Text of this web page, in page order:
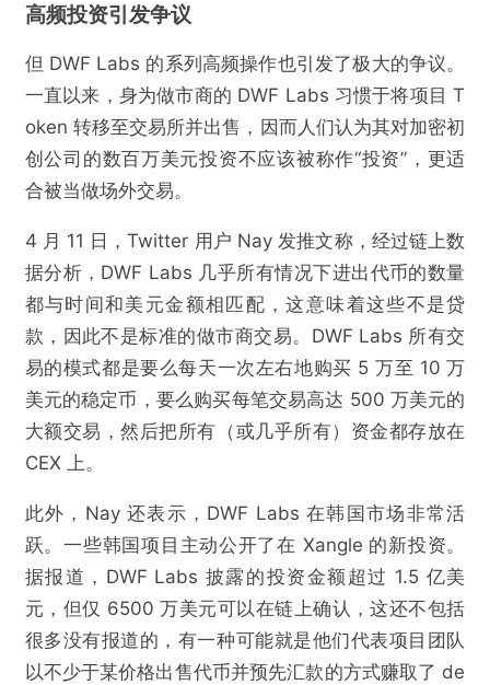
高频投资引发争议
但 DWF Labs 的系列高频操作也引发了极大的争议。
一直以来，身为做市商的 DWF Labs 习惯于将项目 T
oken 转移至交易所并出售，因而人们认为其对加密初
创公司的数百万美元投资不应该被称作“投资”，更适
合被当做场外交易。
4 月 11 日，Twitter 用户 Nay 发推文称，经过链上数
据分析，DWF Labs 几乎所有情况下进出代币的数量
都与时间和美元金额相匹配，这意味着这些不是贷
款，因此不是标准的做市商交易。DWF Labs 所有交
易的模式都是要么每天一次左右地购买 5 万至 10 万
美元的稳定币，要么购买每笔交易高达 500 万美元的
大额交易，然后把所有（或几乎所有）资金都存放在
CEX 上。
此外，Nay 还表示，DWF Labs 在韩国市场非常活
跃。一些韩国项目主动公开了在 Xangle 的新投资。
据报道，DWF Labs 披露的投资金额超过 1.5 亿美
元，但仅 6500 万美元可以在链上确认，这还不包括
很多没有报道的，有一种可能就是他们代表项目团队
以不少于某价格出售代币并预先汇款的方式赚取了 de